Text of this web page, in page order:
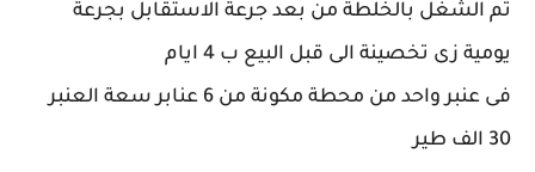
تم الشغل بالخلطة من بعد جرعة الاستقابل بجرعة
يومية زى تخصينة الى قبل البيع ب 4 ايام
فى عنبر واحد من محطة مكونة من 6 عنابر سعة العنبر
30 الف طير